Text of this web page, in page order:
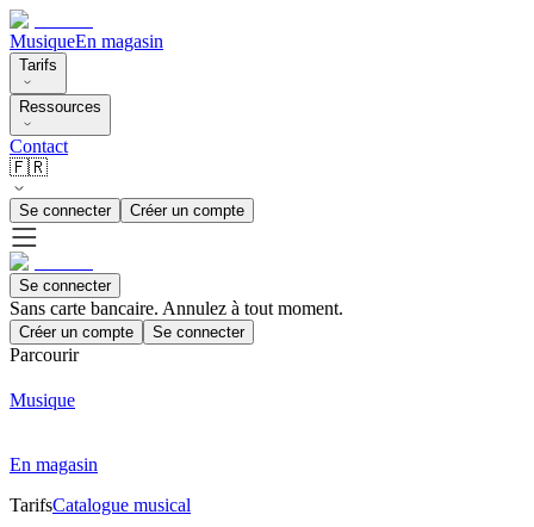
MusiqueEn magasin
Tarifs
Ressources
Contact
🇫🇷
Se connecter Créer un compte
Se connecter
Sans carte bancaire. Annulez à tout moment.
Créer un compte Se connecter
Parcourir
Musique
En magasin
TarifsCatalogue musical